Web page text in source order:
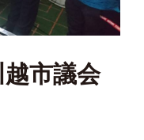
越市議会